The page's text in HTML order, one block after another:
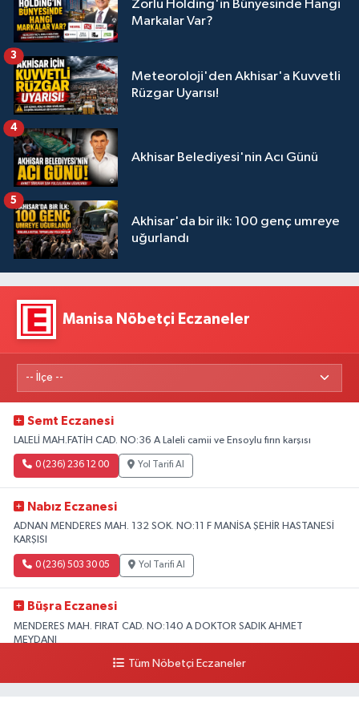
Zorlu Holding'in Bünyesinde Hangi
Markalar Var?
Meteoroloji'den Akhisar'a Kuvvetli
Rüzgar Uyarısı!
3
Akhisar Belediyesi'nin Acı Günü
4
Akhisar'da bir ilk: 100 genç umreye
uğurlandı
5
Manisa Nöbetçi Eczaneler
Semt Eczanesi
LALELİ MAH.FATİH CAD. NO:36 A Laleli camii ve Ensoylu fırın karşısı
0 (236) 236 12 00 Yol Tarifi Al
Nabız Eczanesi
ADNAN MENDERES MAH. 132 SOK. NO:11 F MANİSA ŞEHİR HASTANESİ
KARŞISI
0 (236) 503 30 05 Yol Tarifi Al
Büşra Eczanesi
MENDERES MAH. FIRAT CAD. NO:140 A DOKTOR SADIK AHMET
MEYDANI
Yol Tarifi Al
Tüm Nöbetçi Eczaneler